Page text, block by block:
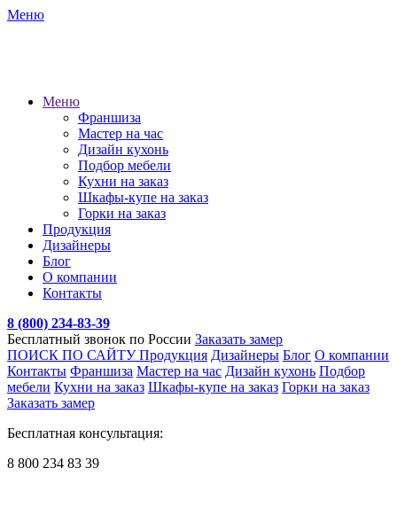
Меню
Меню
Франшиза
Мастер на час
Дизайн кухонь
Подбор мебели
Кухни на заказ
Шкафы-купе на заказ
Горки на заказ
Продукция
Дизайнеры
Блог
О компании
Контакты
8 (800) 234-83-39
Бесплатный звонок по России Заказать замер
ПОИСК ПО САЙТУПродукция Дизайнеры Блог О компании
Контакты Франшиза Мастер на час Дизайн кухонь Подбор
мебели Кухни на заказ Шкафы-купе на заказ Горки на заказ
Заказать замер
Бесплатная консультация:
8 800 234 83 39